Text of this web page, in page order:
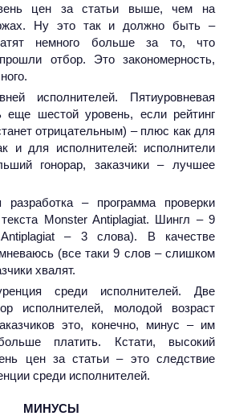
цен за статьи выше, чем на
Ну это так и должно быть –
немного больше за то, что
отбор. Это закономерность,
исполнителей. Пятиуровневая
еще шестой уровень, если рейтинг
отрицательным) – плюс как для
и для исполнителей: исполнители
гонорар, заказчики – лучшее
разработка – программа проверки
текста Monster Antiplagiat. Шингл – 9
– 3 слова). В качестве
(все таки 9 слов – слишком
хвалят.
среди исполнителей. Две
исполнителей, молодой возраст
это, конечно, минус – им
платить. Кстати, высокий
цен за статьи – это следствие
среди исполнителей.
МИНУСЫ